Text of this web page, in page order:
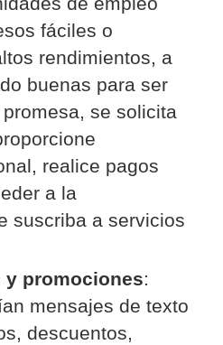
fáciles o
rendimientos, a
buenas para ser
se solicita
realice pagos
a la
suscriba a servicios
y promociones:
mensajes de texto
descuentos,